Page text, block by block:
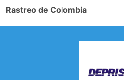
Rastreo de Colombia